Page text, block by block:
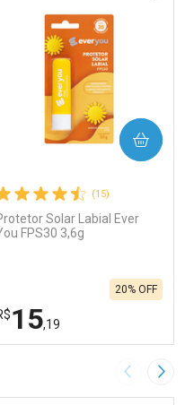
(15)
Solar Labial Ever
FPS30 3,6g
15,19
20% OFF
COMPRAR
Imagem